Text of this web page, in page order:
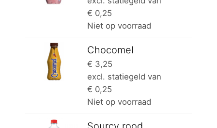
€ 0,25
Niet op voorraad
Chocomel
€ 3,25
excl. statiegeld van
€ 0,25
Niet op voorraad